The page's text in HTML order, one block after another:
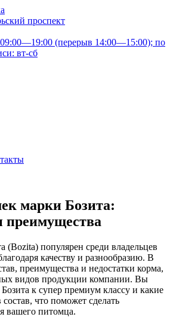
проспект
(перерыв 14:00—15:00); по
вт-сб
марки Бозита:
преимущества
(Bozita) популярен среди владельцев
качеству и разнообразию. В
преимущества и недостатки корма,
видов продукции компании. Вы
Бозита к супер премиум классу и какие
что поможет сделать
вашего питомца.